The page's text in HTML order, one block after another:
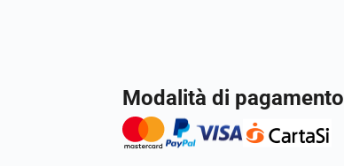
Modalità di pagamento